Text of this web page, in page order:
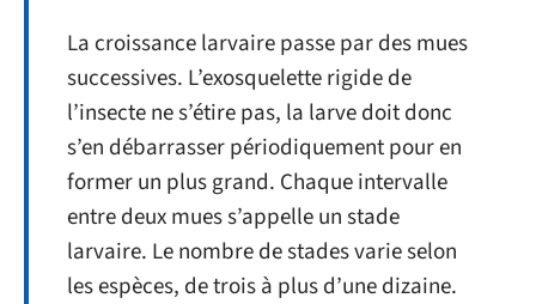
La croissance larvaire passe par des mues
successives. L’exosquelette rigide de
l’insecte ne s’étire pas, la larve doit donc
s’en débarrasser périodiquement pour en
former un plus grand. Chaque intervalle
entre deux mues s’appelle un stade
larvaire. Le nombre de stades varie selon
les espèces, de trois à plus d’une dizaine.